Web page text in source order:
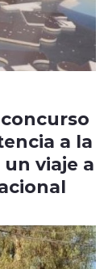
a la
viaje a